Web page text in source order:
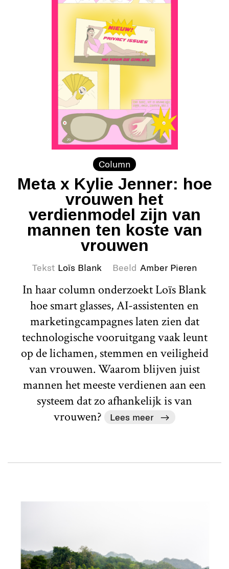
Column
Meta x Kylie Jenner: hoe
vrouwen het
verdienmodel zijn van
mannen ten koste van
vrouwen
Tekst Loïs Blank Beeld Amber Pieren
In haar column onderzoekt Loïs Blank
hoe smart glasses, AI-assistenten en
marketingcampagnes laten zien dat
technologische vooruitgang vaak leunt
op de lichamen, stemmen en veiligheid
van vrouwen. Waarom blijven juist
mannen het meeste verdienen aan een
systeem dat zo afhankelijk is van
vrouwen?
Lees meer